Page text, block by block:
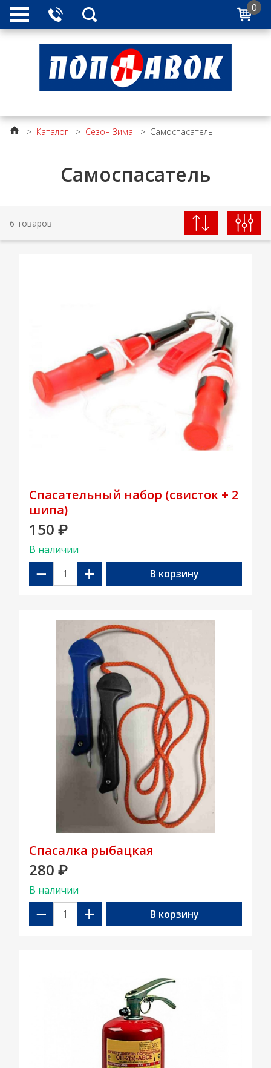
0
> Каталог > Сезон Зима > Самоспасатель
Самоспасатель
6 товаров
Спасательный набор (свисток + 2
шипа)
150 ₽
В наличии
− + В корзину
Спасалка рыбацкая
280 ₽
В наличии
− + В корзину